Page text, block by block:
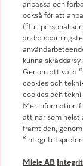
Följ Miele
Integritetspolicy
anpassa och
också för att
(“full
andra
kunna
Genom att välja
cookies och
cookies och
Mer information
att när som helst
framtiden,
Miele AB